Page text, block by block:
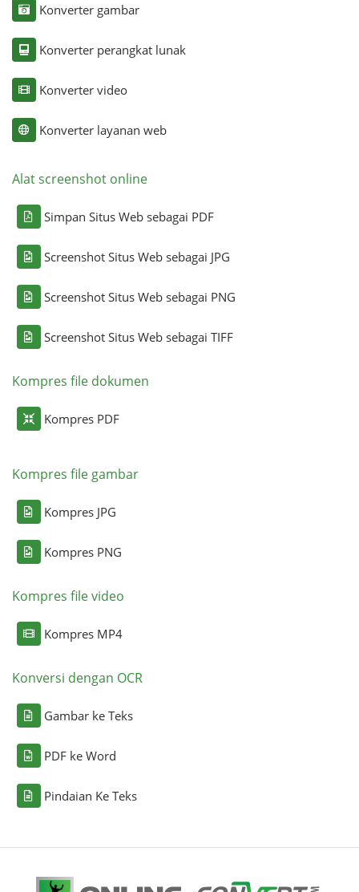
Konverter gambar
Konverter perangkat lunak
Konverter video
Konverter layanan web
Alat screenshot online
Simpan Situs Web sebagai PDF
Screenshot Situs Web sebagai JPG
Screenshot Situs Web sebagai PNG
Screenshot Situs Web sebagai TIFF
Kompres file dokumen
Kompres PDF
Kompres file gambar
Kompres JPG
Kompres PNG
Kompres file video
Kompres MP4
Konversi dengan OCR
Gambar ke Teks
PDF ke Word
Pindaian Ke Teks